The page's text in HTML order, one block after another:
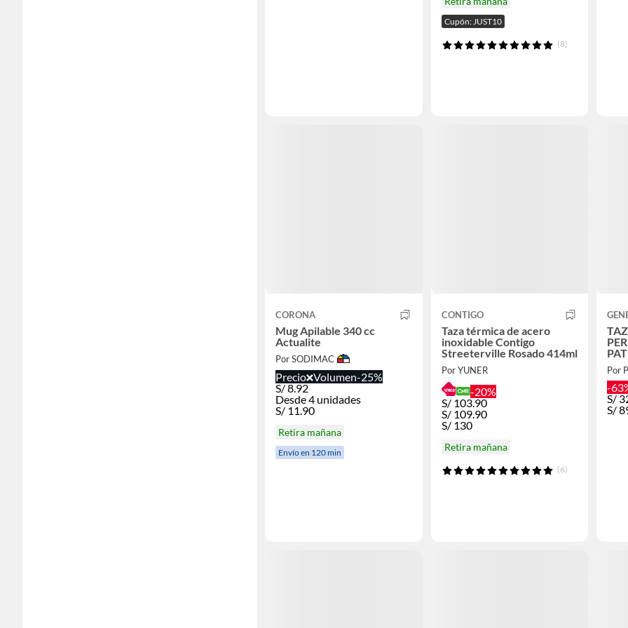
Cupón: JUST10
(8)
CORONA
Mug Apilable 340 cc
Actualite
Por SODIMAC
Precio Volumen-25%
S/8.92
Desde 4 unidades
S/ 11.90
Retira mañana
Envío en 120 min
CONTIGO
Taza térmica de acero
inoxidable Contigo
Streeterville Rosado 414ml
Por YUNER
-20%
S/ 103.90
S/ 109.90
S/ 130
Retira mañana
(6)
Por
-
S/
S/